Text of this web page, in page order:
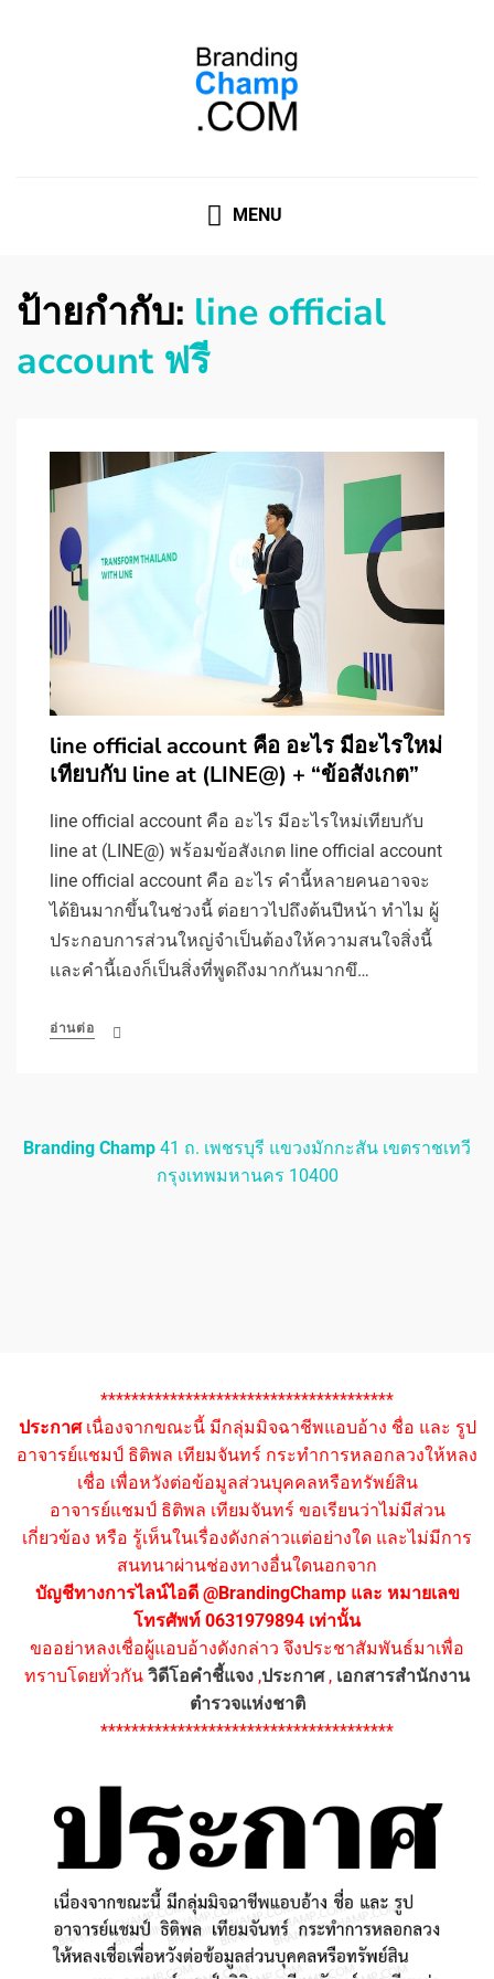
MENU
ป้ายกำกับ: line official
account ฟรี
line official account คือ อะไร มีอะไรใหม่
เทียบกับ line at (LINE@) + “ข้อสังเกต”
line official account คือ อะไร มีอะไรใหม่เทียบกับ
line at (LINE@) พร้อมข้อสังเกต line official account
line official account คือ อะไร คำนี้หลายคนอาจจะ
ได้ยินมากขึ้นในช่วงนี้ ต่อยาวไปถึงต้นปีหน้า ทำไม ผู้
ประกอบการส่วนใหญ่จำเป็นต้องให้ความสนใจสิ่งนี้
และคำนี้เองก็เป็นสิ่งที่พูดถึงมากกันมากขึ…
อ่านต่อ
Branding Champ 41 ถ. เพชรบุรี แขวงมักกะสัน เขตราชเทวี
กรุงเทพมหานคร 10400
**************************************
ประกาศเนื่องจากขณะนี้ มีกลุ่มมิจฉาชีพแอบอ้าง ชื่อ และ รูป
อาจารย์แชมป์ ธิติพล เทียมจันทร์ กระทำการหลอกลวงให้หลง
เชื่อ เพื่อหวังต่อข้อมูลส่วนบุคคลหรือทรัพย์สิน
อาจารย์แชมป์ ธิติพล เทียมจันทร์ ขอเรียนว่าไม่มีส่วน
เกี่ยวข้อง หรือ รู้เห็นในเรื่องดังกล่าวแต่อย่างใด และไม่มีการ
สนทนาผ่านช่องทางอื่นใดนอกจาก
บัญชีทางการไลน์ไอดี @BrandingChamp และ หมายเลข
โทรศัพท์ 0631979894 เท่านั้น
ขออย่าหลงเชื่อผู้แอบอ้างดังกล่าว จึงประชาสัมพันธ์มาเพื่อ
ทราบโดยทั่วกัน วิดีโอคำชี้แจง ,ประกาศ, เอกสารสำนักงาน
ตำรวจแห่งชาติ
**************************************